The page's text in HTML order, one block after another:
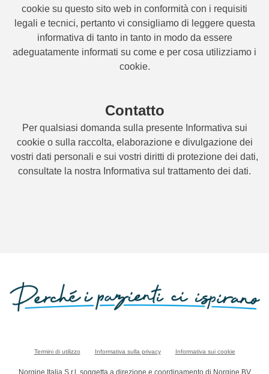
cookie su questo sito web in conformità con i requisiti
legali e tecnici, pertanto vi consigliamo di leggere questa
informativa di tanto in tanto in modo da essere
adeguatamente informati su come e per cosa utilizziamo i
cookie.
Contatto
Per qualsiasi domanda sulla presente Informativa sui
cookie o sulla raccolta, elaborazione e divulgazione dei
vostri dati personali e sui vostri diritti di protezione dei dati,
consultate la nostra Informativa sul trattamento dei dati.
Termini di utilizzo Informativa sulla privacy Informativa sui cookie